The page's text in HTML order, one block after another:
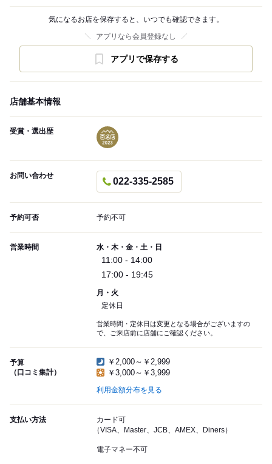
気になるお店を保存すると、いつでも確認できます。
アプリなら会員登録なし
アプリで保存する
店舗基本情報
受賞・選出歴
お問い合わせ
022-335-2585
予約可否 予約不可
営業時間 水・木・金・土・日
11:00 - 14:00
17:00 - 19:45
月・火
定休日
営業時間・定休日は変更となる場合がございますの
で、ご来店前に店舗にご確認ください。
予算
（口コミ集計）
￥2,000～￥2,999
￥3,000～￥3,999
利用金額分布を見る
支払い方法
カード可
（VISA、Master、JCB、AMEX、Diners）
電子マネー不可